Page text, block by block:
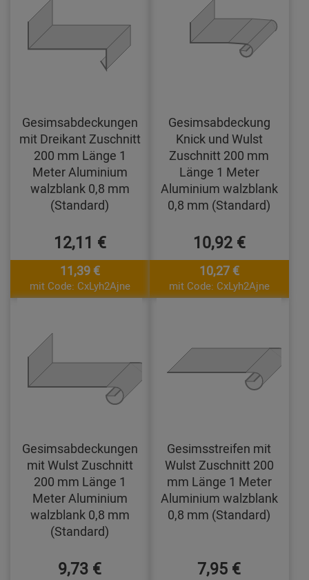
Gesimsabdeckungen
mit Dreikant Zuschnitt
200 mm Länge 1
Meter Aluminium
walzblank 0,8 mm
(Standard)
12,11 €
11,39 €
mit Code: CxLyh2Ajne
Gesimsabdeckung
Knick und Wulst
Zuschnitt 200 mm
Länge 1 Meter
Aluminium walzblank
0,8 mm (Standard)
10,92 €
10,27 €
mit Code: CxLyh2Ajne
Gesimsabdeckungen
mit Wulst Zuschnitt
200 mm Länge 1
Meter Aluminium
walzblank 0,8 mm
(Standard)
9,73 €
Gesimsstreifen mit
Wulst Zuschnitt 200
mm Länge 1 Meter
Aluminium walzblank
0,8 mm (Standard)
7,95 €